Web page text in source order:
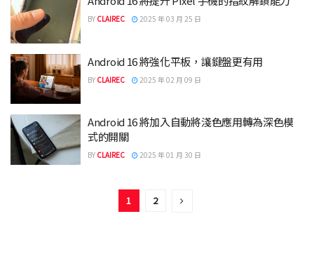
BY CLAIREC 2025 年 03 月 25 日
Android 16 將強化平板，讓鍵盤更有用
BY CLAIREC 2025 年 02 月 09 日
Android 16 將加入自動將淺色應用轉為深色模
式的開關
BY CLAIREC 2025 年 01 月 30 日
1 2